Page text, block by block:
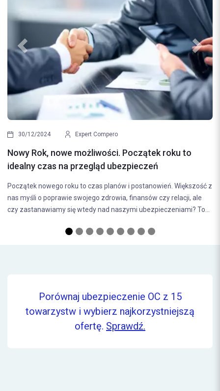
12/2024 Expert Compero
Rok, nowe możliwości. Początek roku to
czas na przegląd ubezpieczeń
nowego roku to czas planów i postanowień. Większość z
o poprawie swojego zdrowia, finansów czy relacji, ale
się wtedy nad naszymi ubezpieczeniami? To...
Previous Next
Porównaj ubezpieczenie OC z 15
towarzystw i wybierz najkorzystniejszą
ofertę. Sprawdź.